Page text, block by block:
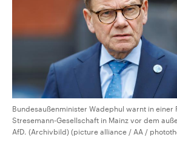
Bundesaußenminister Wadephul warnt in einer
Stresemann-Gesellschaft in Mainz vor dem
AfD. (Archivbild) (picture alliance / AA /